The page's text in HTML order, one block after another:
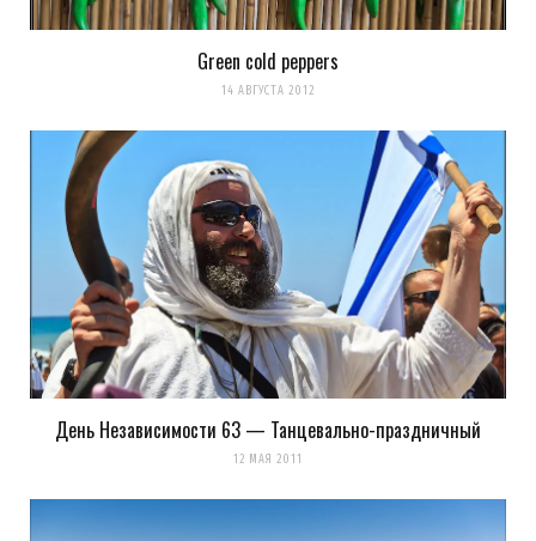
Green cold peppers
14 АВГУСТА 2012
День Независимости 63 — Танцевально-праздничный
12 МАЯ 2011